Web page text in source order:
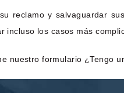
reclamo y salvaguardar
los casos más
nuestro formulario ¿Tengo